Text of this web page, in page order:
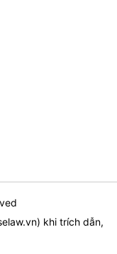
) khi trích dẫn,